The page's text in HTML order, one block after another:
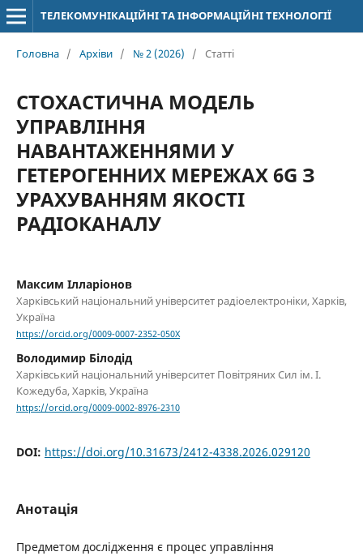
ТЕЛЕКОМУНІКАЦІЙНІ ТА ІНФОРМАЦІЙНІ ТЕХНОЛОГІЇ
Головна / Архіви / № 2 (2026) / Статті
СТОХАСТИЧНА МОДЕЛЬ
УПРАВЛІННЯ
НАВАНТАЖЕННЯМИ У
ГЕТЕРОГЕННИХ МЕРЕЖАХ 6G З
УРАХУВАННЯМ ЯКОСТІ
РАДІОКАНАЛУ
Максим Ілларіонов
Харківський національний університет радіоелектроніки, Харків,
Україна
https://orcid.org/0009-0007-2352-050X
Володимир Білодід
Харківський національний університет Повітряних Сил ім. І.
Кожедуба, Харків, Україна
https://orcid.org/0009-0002-8976-2310
DOI: https://doi.org/10.31673/2412-4338.2026.029120
Анотація
Предметом дослідження є процес управління